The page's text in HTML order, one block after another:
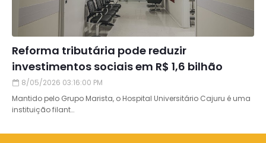
Reforma tributária pode reduzir
investimentos sociais em R$ 1,6 bilhão
8/05/2026 03:16:00 PM
Mantido pelo Grupo Marista, o Hospital Universitário Cajuru é uma
instituição filant…